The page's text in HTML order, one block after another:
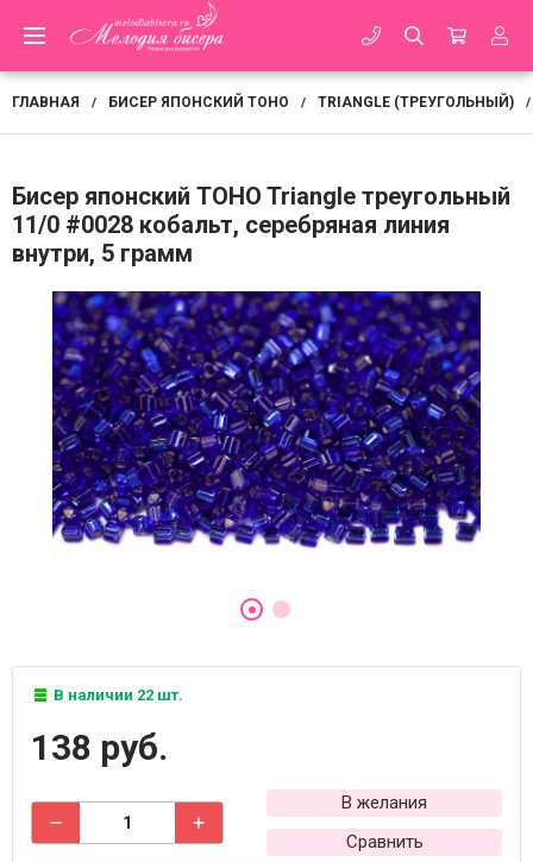
ГЛАВНАЯ / БИСЕР ЯПОНСКИЙ TOHO / TRIANGLE (ТРЕУГОЛЬНЫЙ) /
Бисер японский TOHO Triangle треугольный
11/0 #0028 кобальт, серебряная линия
внутри, 5 грамм
В наличии 22 шт.
138 руб.
В желания
Сравнить